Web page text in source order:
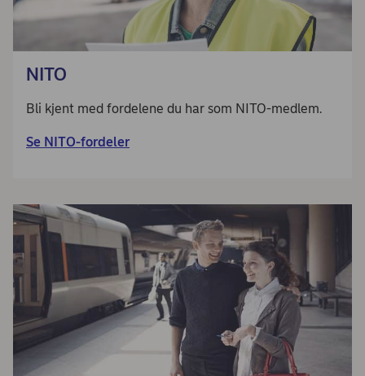
NITO
Bli kjent med fordelene du har som NITO-medlem.
Se NITO-fordeler